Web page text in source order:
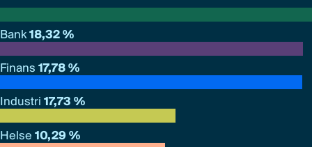
Bank18,32 %
Finans 17,78 %
Industri 17,73 %
Helse 10,29 %